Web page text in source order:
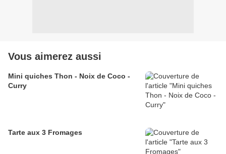
Vous aimerez aussi
Mini quiches Thon - Noix de Coco -
Curry
Tarte aux 3 Fromages